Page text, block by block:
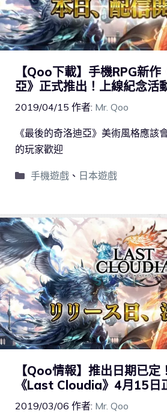
【Qoo下載】手機RPG新
亞》正式推出！上線紀念活
2019/04/15 作者: Mr. Qoo
《最後的奇洛迪亞》美術風格應該
的玩家歡迎
手機遊戲、 日本遊戲
【Qoo情報】推出日期已定
《Last Cloudia》4月15日
2019/03/06 作者: Mr. Qoo